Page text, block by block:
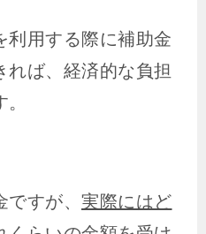
利用する際に補助金
れば、経済的な負担
すが、 実際にはど